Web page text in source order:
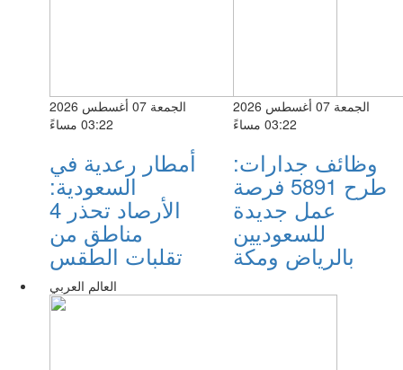
الجمعة 07 أغسطس 2026
03:22 مساءً
أمطار رعدية في
السعودية:
الأرصاد تحذر 4
مناطق من
تقلبات الطقس
الجمعة 07 أغسطس 2026
03:22 مساءً
وظائف جدارات:
طرح 5891 فرصة
عمل جديدة
للسعوديين
بالرياض ومكة
العالم العربي